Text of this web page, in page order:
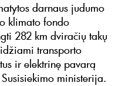
darnaus judumo
klimato fondo
282 km dviračių takų
transporto
ir elektrinę pavarą
ministerija.